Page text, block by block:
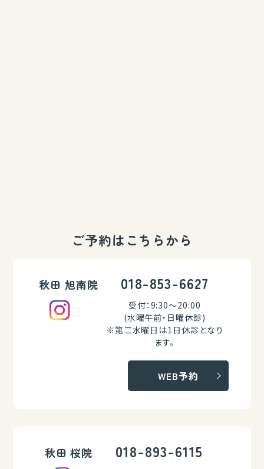
ご予約はこちらから
秋田 旭南院 018-853-6627
受付：9:30～20:00
(水曜午前・日曜休診)
※第二水曜日は1日休診となり
ます。
WEB予約
秋田 桜院 018-893-6115